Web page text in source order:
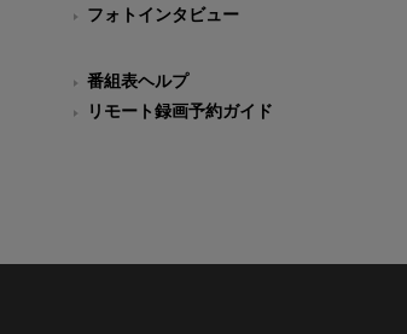
フォトインタビュー
番組表ヘルプ
リモート録画予約ガイド